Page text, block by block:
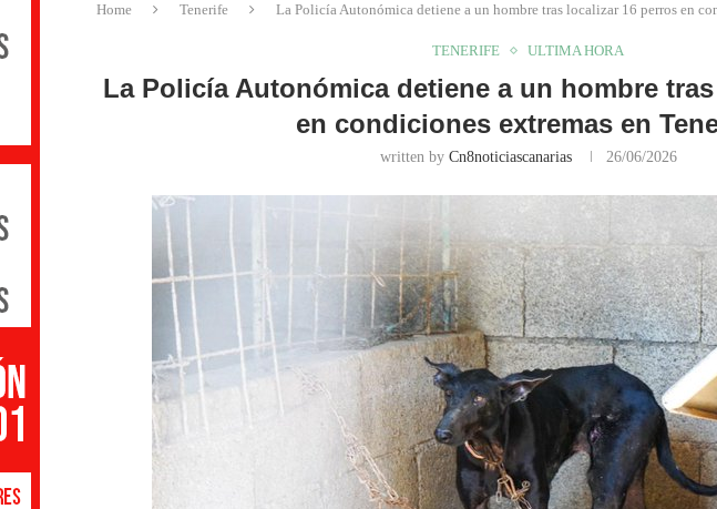
Home Tenerife La Policía Autonómica detiene a un hombre tras localizar 16 perros en
TENERIFE ULTIMA HORA
La Policía Autonómica detiene a un hombre
en condiciones extremas en
written by Cn8noticiascanarias 26/06/2026